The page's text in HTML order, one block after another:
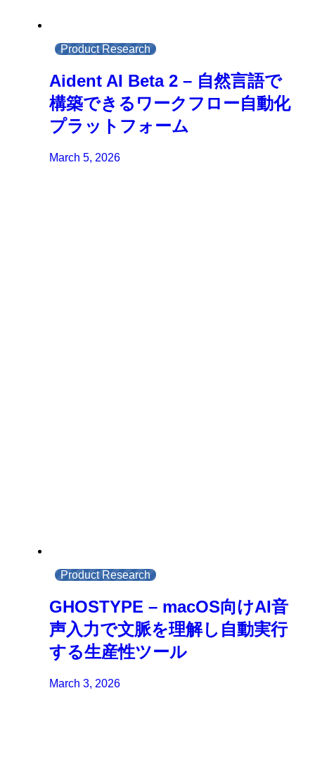
Product Research
Aident AI Beta 2 – 自然言語で
構築できるワークフロー自動化
プラットフォーム
March 5, 2026
Product Research
GHOSTYPE – macOS向けAI音
声入力で文脈を理解し自動実行
する生産性ツール
March 3, 2026